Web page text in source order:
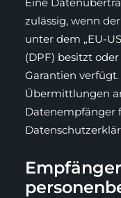
zulässig, wenn
unter dem „EU-
(DPF) besitzt
Garantien
Übermittlungen
Datenempfänger